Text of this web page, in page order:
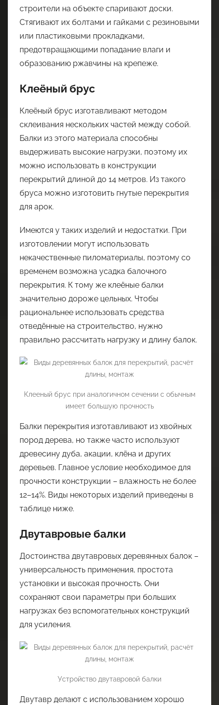
строители на объекте спаривают доски.
Стягивают их болтами и гайками с резиновыми
или пластиковыми прокладками,
предотвращающими попадание влаги и
образованию ржавчины на крепеже.
Клеёный брус
Клеёный брус изготавливают методом
склеивания нескольких частей между собой.
Балки из этого материала способны
выдерживать высокие нагрузки, поэтому их
можно использовать в конструкции
перекрытий длиной до 14 метров. Из такого
бруса можно изготовить гнутые перекрытия
для арок.
Имеются у таких изделий и недостатки. При
изготовлении могут использовать
некачественные пиломатериалы, поэтому со
временем возможна усадка балочного
перекрытия. К тому же клеёные балки
значительно дороже цельных. Чтобы
рациональнее использовать средства
отведённые на строительство, нужно
правильно рассчитать нагрузку и длину балок.
Клееный брус при аналогичном сечении с обычным
имеет большую прочность
Балки перекрытия изготавливают из хвойных
пород дерева, но также часто используют
древесину дуба, акации, клёна и других
деревьев. Главное условие необходимое для
прочности конструкции – влажность не более
12–14%. Виды некоторых изделий приведены в
таблице ниже.
Двутавровые балки
Достоинства двутавровых деревянных балок –
универсальность применения, простота
установки и высокая прочность. Они
сохраняют свои параметры при больших
нагрузках без вспомогательных конструкций
для усиления.
Устройство двутавровой балки
Двутавр делают с использованием хорошо